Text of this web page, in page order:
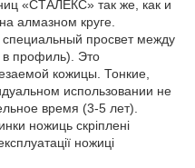
«СТАЛЕКС» так же, как и
алмазном круге.
просвет между
в профиль). Это
кожицы. Тонкие,
использовании не
время (3-5 лет).
ножиць скріплені
ножиці